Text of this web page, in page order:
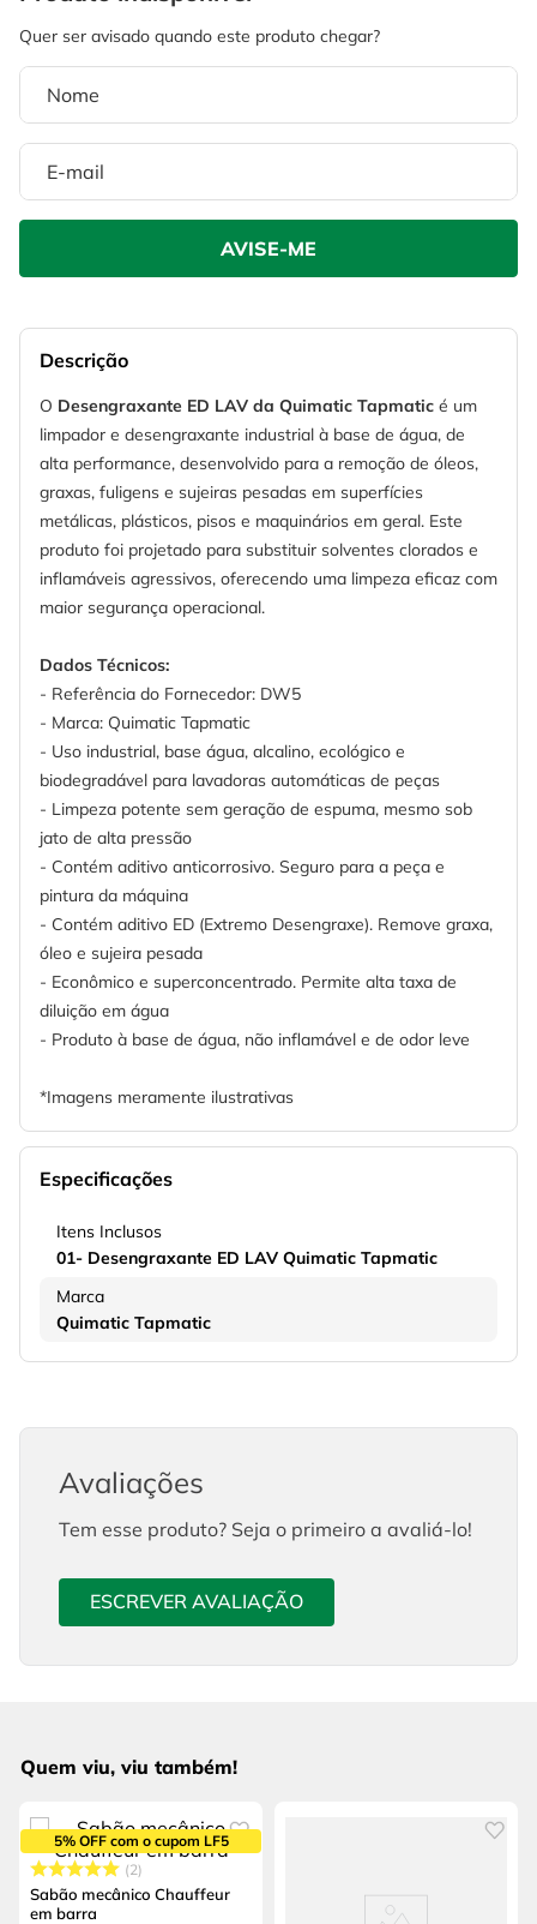
Descrição
O Desengraxante ED LAV da Quimatic Tapmatic é um
limpador e desengraxante industrial à base de água, de
alta performance, desenvolvido para a remoção de óleos,
graxas, fuligens e sujeiras pesadas em superfícies
metálicas, plásticos, pisos e maquinários em geral. Este
produto foi projetado para substituir solventes clorados e
inflamáveis agressivos, oferecendo uma limpeza eficaz com
maior segurança operacional.
Dados Técnicos:
- Referência do Fornecedor: DW5
- Marca: Quimatic Tapmatic
- Uso industrial, base água, alcalino, ecológico e
biodegradável para lavadoras automáticas de peças
- Limpeza potente sem geração de espuma, mesmo sob
jato de alta pressão
- Contém aditivo anticorrosivo. Seguro para a peça e
pintura da máquina
- Contém aditivo ED (Extremo Desengraxe). Remove graxa,
óleo e sujeira pesada
- Econômico e superconcentrado. Permite alta taxa de
diluição em água
- Produto à base de água, não inflamável e de odor leve
*Imagens meramente ilustrativas
Especificações
Itens Inclusos
01- Desengraxante ED LAV Quimatic Tapmatic
Marca
Quimatic Tapmatic
Avaliações
Tem esse produto? Seja o primeiro a avaliá-lo!
ESCREVER AVALIAÇÃO
Quem viu, viu também!
5% OFF com o cupom LF5
2
Sabão mecânico Chauffeur
em barra
8º disco corte
10º serra copo
º escada
fio
º chave impacto
º